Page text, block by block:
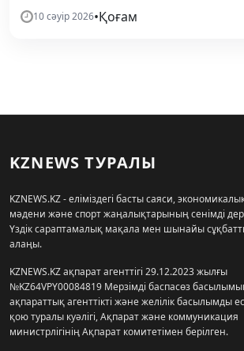
10 сәуір 2026•Қоғам
KZNEWS ТУРАЛЫ
KZNEWS.KZ - еліміздегі басты саяси,
мәдени және спорт жаңалықтарының сенімді
Үздік сараптамалық мақала мен шынайы
алаңы.
KZNEWS.KZ ақпарат агенттігі 29.12.2023 жылғы
№KZ64VPY00084819 Мерзімді баспасөз
ақпараттық агенттікті және желілік басылымды
қою туралы куәлігі, Ақпарат және коммуникация
министрлігінің Ақпарат комитетімен берілген.